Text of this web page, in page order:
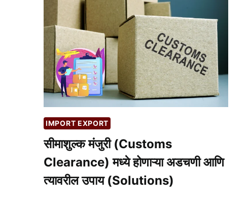
IMPORT EXPORT
सीमाशुल्क मंजुरी (Customs
Clearance) मध्ये होणाऱ्या अडचणी आणि
त्यावरील उपाय (Solutions)